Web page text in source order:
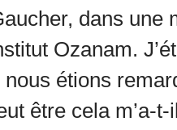
dans une
Ozanam.
étions
être cela m’a-